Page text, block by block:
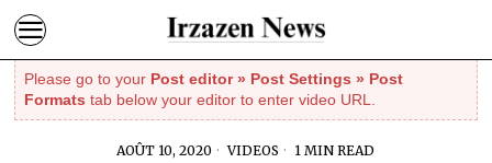
Please go to your Post editor » Post Settings » Post
Formats tab below your editor to enter video URL.
AOÛT 10, 2020 VIDEOS 1 MIN READ